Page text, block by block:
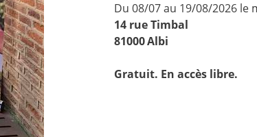
Du 08/07 au 19/08/2026 le
14 rue Timbal
81000Albi
Gratuit. En accès libre.